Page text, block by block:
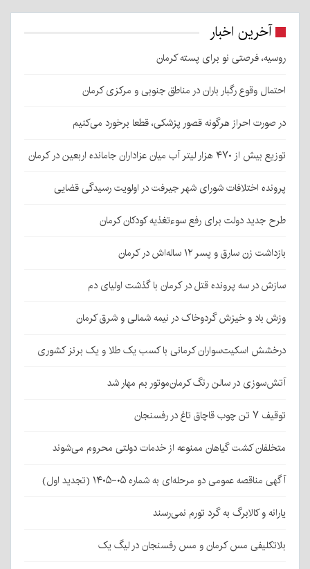
آخرین اخبار
روسیه، فرصتی نو برای پسته کرمان
احتمال وقوع رگبار باران در مناطق جنوبی و مرکزی کرمان
در صورت احراز هرگونه قصور پزشکی، قطعا برخورد می‌کنیم
توزیع بیش از ۴۷۰ هزار لیتر آب میان عزاداران جامانده اربعین در کرمان
پرونده اختلافات شورای شهر جیرفت در اولویت رسیدگی قضایی
طرح جدید دولت برای رفع سوءتغذیه کودکان کرمان
بازداشت زن سارق و پسر ۱۲ ساله‌اش در کرمان
سازش در سه پرونده قتل در کرمان با گذشت اولیای دم
وزش باد و خیزش گردوخاک در نیمه شمالی و شرق کرمان
درخشش اسکیت‌سواران کرمانی با کسب یک طلا و یک برنز کشوری
آتش‌سوزی در سالن رنگ کرمان‌موتور بم مهار شد
توقیف ۷ تن چوب قاچاق تاغ در رفسنجان
متخلفان کشت گیاهان ممنوعه از خدمات دولتی محروم می‌شوند
آگهی مناقصه عمومی دو مرحله‌ای به شماره ۰۵-۱۴۰۵ (تجدید اول)
یارانه و کالابرگ به گرد تورم نمی‌رسند
بلاتکلیفی مس کرمان و مس رفسنجان در لیگ یک